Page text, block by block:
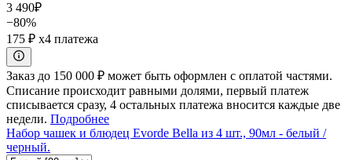
3 490₽
−80%
175 ₽ x4 платежа
Заказ до 150 000 ₽ может быть оформлен с оплатой частями.
Списание происходит равными долями, первый платеж
списывается сразу, 4 остальных платежа вносится каждые две
недели. Подробнее
Набор чашек и блюдец Evorde Bella из 4 шт., 90мл - белый /
черный.